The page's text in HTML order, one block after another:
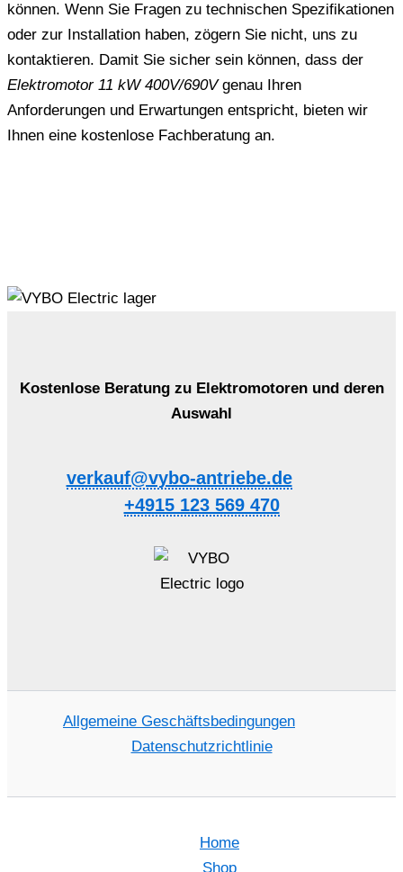
können. Wenn Sie Fragen zu technischen Spezifikationen
oder zur Installation haben, zögern Sie nicht, uns zu
kontaktieren. Damit Sie sicher sein können, dass der
Elektromotor 11 kW 400V/690Vgenau Ihren
Anforderungen und Erwartungen entspricht, bieten wir
Ihnen eine kostenlose Fachberatung an.
Kostenlose Beratung zu Elektromotoren und deren
Auswahl
verkauf@vybo-antriebe.de
+4915 123 569 470
Allgemeine Geschäftsbedingungen
Datenschutzrichtlinie
Home
Shop